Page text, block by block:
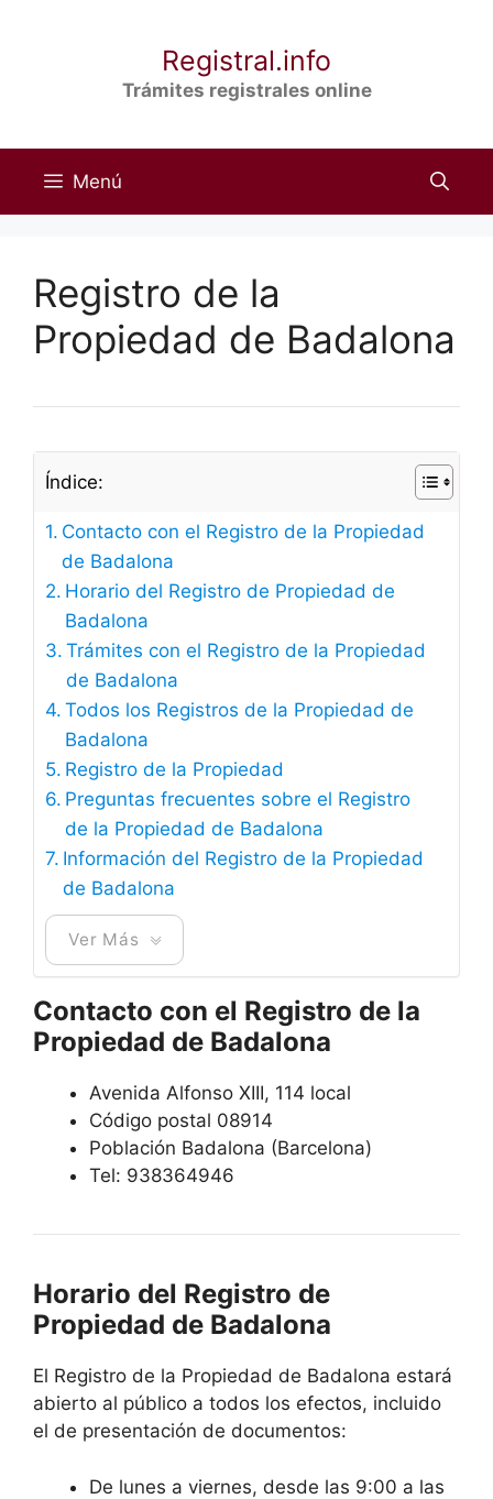
Registral.info
Trámites registrales online
Menú
Registro de la
Propiedad de Badalona
Índice:
Contacto con el Registro de la Propiedad
de Badalona
Horario del Registro de Propiedad de
Badalona
Trámites con el Registro de la Propiedad
de Badalona
Todos los Registros de la Propiedad de
Badalona
Registro de la Propiedad
Preguntas frecuentes sobre el Registro
de la Propiedad de Badalona
Información del Registro de la Propiedad
de Badalona
Ver Más
Contacto con el Registro de la
Propiedad de Badalona
Avenida Alfonso XIII, 114 local
Código postal 08914
Población Badalona (Barcelona)
Tel: 938364946
Horario del Registro de
Propiedad de Badalona
El Registro de la Propiedad de Badalona estará
abierto al público a todos los efectos, incluido
el de presentación de documentos:
De lunes a viernes, desde las 9:00 a las